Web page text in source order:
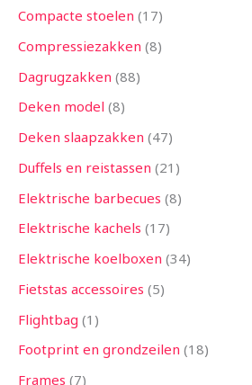
Compacte stoelen 17
Compressiezakken 8
Dagrugzakken 88
Deken model 8
Deken slaapzakken 47
Duffels en reistassen 21
Elektrische barbecues 8
Elektrische kachels 17
Elektrische koelboxen 34
Fietstas accessoires 5
Flightbag 1
Footprint en grondzeilen 18
Frames 7